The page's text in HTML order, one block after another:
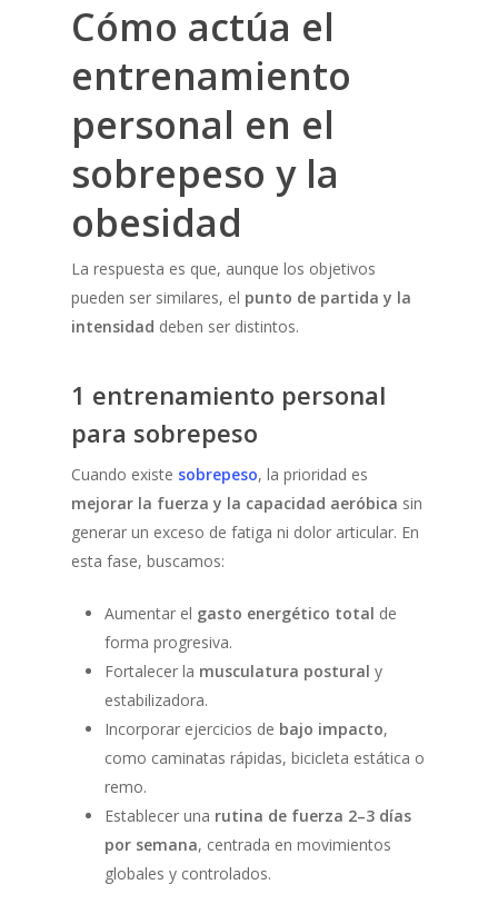
Cómo actúa el
entrenamiento
personal en el
sobrepeso y la
obesidad
La respuesta es que, aunque los objetivos
pueden ser similares, el punto de partida y la
intensidad deben ser distintos.
1 entrenamiento personal
para sobrepeso
Cuando existe sobrepeso, la prioridad es
mejorar la fuerza y la capacidad aeróbica sin
generar un exceso de fatiga ni dolor articular. En
esta fase, buscamos:
Aumentar el gasto energético total de
forma progresiva.
Fortalecer la musculatura postural y
estabilizadora.
Incorporar ejercicios de bajo impacto,
como caminatas rápidas, bicicleta estática o
remo.
Establecer una rutina de fuerza 2–3 días
por semana, centrada en movimientos
globales y controlados.